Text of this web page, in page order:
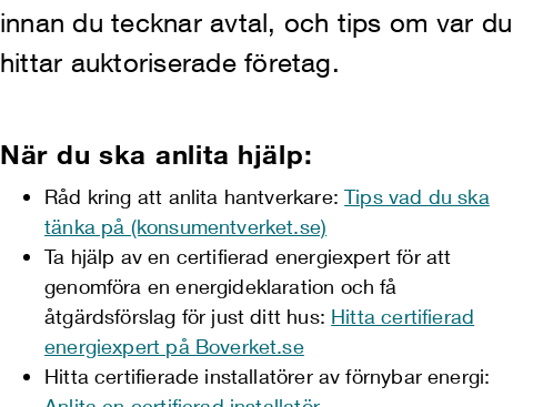
innan du tecknar avtal, och tips om var du
hittar auktoriserade företag.
När du ska anlita hjälp:
Råd kring att anlita hantverkare:Tips vad du ska
tänka på (konsumentverket.se)
Ta hjälp av en certifierad energiexpert för att
genomföra en energideklaration och få
åtgärdsförslag för just ditt hus: Hitta certifierad
energiexpert på Boverket.se
Hitta certifierade installatörer av förnybar energi: